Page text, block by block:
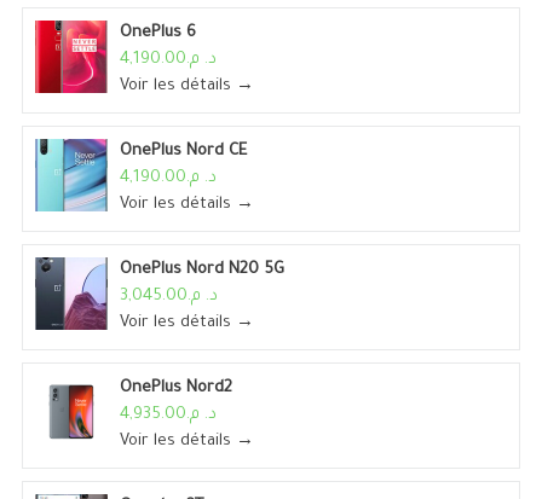
OnePlus 6
د. م.4,190.00
Voir les détails →
OnePlus Nord CE
د. م.4,190.00
Voir les détails →
OnePlus Nord N20 5G
د. م.3,045.00
Voir les détails →
OnePlus Nord2
د. م.4,935.00
Voir les détails →